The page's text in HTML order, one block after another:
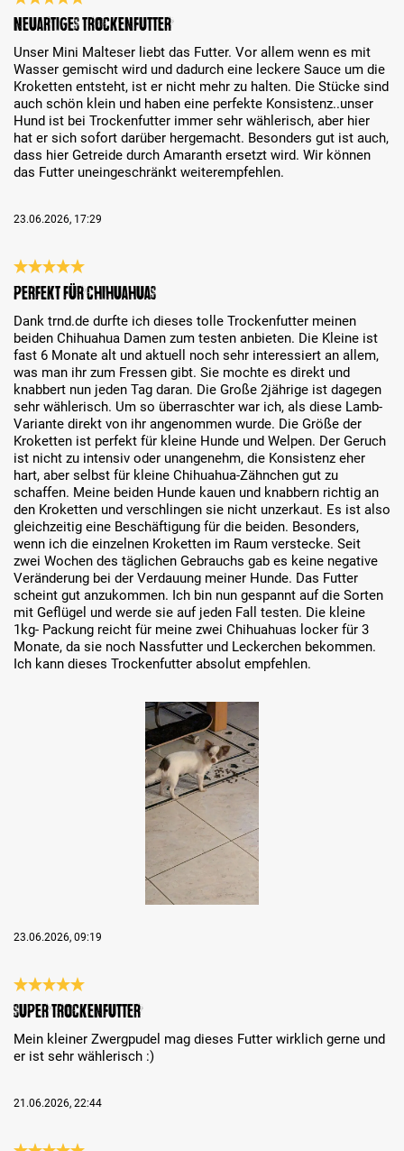
Recenzja z oceną 5 spośród 5 gwiazdek
Neuartiges Trockenfutter
Unser Mini Malteser liebt das Futter. Vor allem wenn es mit
Wasser gemischt wird und dadurch eine leckere Sauce um die
Kroketten entsteht, ist er nicht mehr zu halten. Die Stücke sind
auch schön klein und haben eine perfekte Konsistenz..unser
Hund ist bei Trockenfutter immer sehr wählerisch, aber hier
hat er sich sofort darüber hergemacht. Besonders gut ist auch,
dass hier Getreide durch Amaranth ersetzt wird. Wir können
das Futter uneingeschränkt weiterempfehlen.
23.06.2026, 17:29
Recenzja z oceną 5 spośród 5 gwiazdek
Perfekt für Chihuahuas
Dank trnd.de durfte ich dieses tolle Trockenfutter meinen
beiden Chihuahua Damen zum testen anbieten. Die Kleine ist
fast 6 Monate alt und aktuell noch sehr interessiert an allem,
was man ihr zum Fressen gibt. Sie mochte es direkt und
knabbert nun jeden Tag daran. Die Große 2jährige ist dagegen
sehr wählerisch. Um so überraschter war ich, als diese Lamb-
Variante direkt von ihr angenommen wurde. Die Größe der
Kroketten ist perfekt für kleine Hunde und Welpen. Der Geruch
ist nicht zu intensiv oder unangenehm, die Konsistenz eher
hart, aber selbst für kleine Chihuahua-Zähnchen gut zu
schaffen. Meine beiden Hunde kauen und knabbern richtig an
den Kroketten und verschlingen sie nicht unzerkaut. Es ist also
gleichzeitig eine Beschäftigung für die beiden. Besonders,
wenn ich die einzelnen Kroketten im Raum verstecke. Seit
zwei Wochen des täglichen Gebrauchs gab es keine negative
Veränderung bei der Verdauung meiner Hunde. Das Futter
scheint gut anzukommen. Ich bin nun gespannt auf die Sorten
mit Geflügel und werde sie auf jeden Fall testen. Die kleine
1kg- Packung reicht für meine zwei Chihuahuas locker für 3
Monate, da sie noch Nassfutter und Leckerchen bekommen.
Ich kann dieses Trockenfutter absolut empfehlen.
Bildergalerie überspringen
23.06.2026, 09:19
Recenzja z oceną 5 spośród 5 gwiazdek
Super Trockenfutter
Mein kleiner Zwergpudel mag dieses Futter wirklich gerne und
er ist sehr wählerisch :)
21.06.2026, 22:44